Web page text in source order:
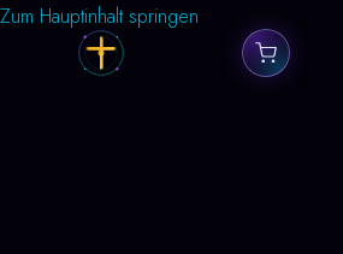
Zum Hauptinhalt springen